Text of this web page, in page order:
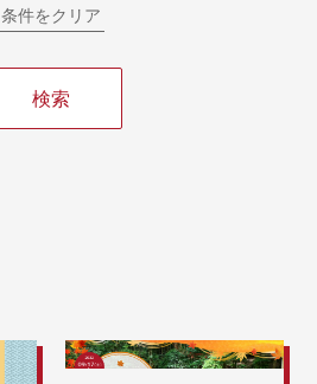
条件をクリア